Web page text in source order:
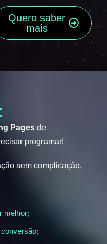
Quero saber
mais
Pages de
programar!
sem complicação.
melhor;